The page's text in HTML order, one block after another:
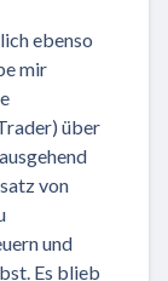
ebenso
mir
über
von
und
Es blieb